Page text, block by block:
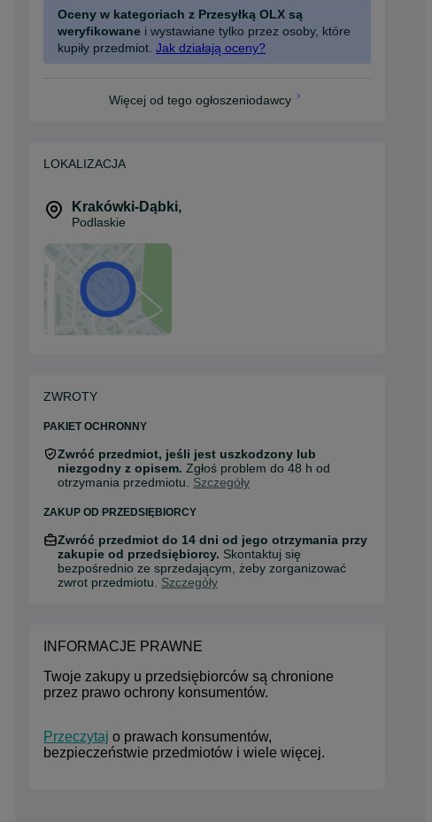
Oceny w kategoriach z Przesyłką OLX są
weryfikowane i wystawiane tylko przez osoby, które
kupiły przedmiot. Jak działają oceny?
Więcej od tego ogłoszeniodawcy
LOKALIZACJA
Krakówki-Dąbki,
Podlaskie
ZWROTY
PAKIET OCHRONNY
Zwróć przedmiot, jeśli jest uszkodzony lub
niezgodny z opisem. Zgłoś problem do 48 h od
otrzymania przedmiotu. Szczegóły
ZAKUP OD PRZEDSIĘBIORCY
Zwróć przedmiot do 14 dni od jego otrzymania przy
zakupie od przedsiębiorcy. Skontaktuj się
bezpośrednio ze sprzedającym, żeby zorganizować
zwrot przedmiotu. Szczegóły
INFORMACJE PRAWNE
Twoje zakupy u przedsiębiorców są chronione
przez prawo ochrony konsumentów.
Przeczytaj o prawach konsumentów,
bezpieczeństwie przedmiotów i wiele więcej.